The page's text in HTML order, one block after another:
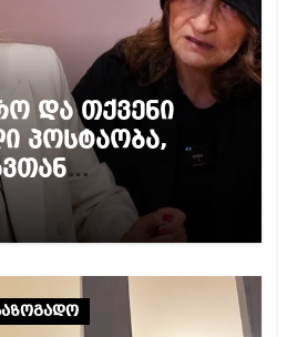
და თქვენი
პოსტაობა,
– ეკა კუპატაძე